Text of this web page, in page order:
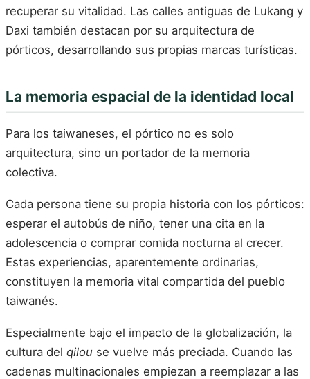
recuperar su vitalidad. Las calles antiguas de Lukang y
Daxi también destacan por su arquitectura de
pórticos, desarrollando sus propias marcas turísticas.
La memoria espacial de la identidad local
Para los taiwaneses, el pórtico no es solo
arquitectura, sino un portador de la memoria
colectiva.
Cada persona tiene su propia historia con los pórticos:
esperar el autobús de niño, tener una cita en la
adolescencia o comprar comida nocturna al crecer.
Estas experiencias, aparentemente ordinarias,
constituyen la memoria vital compartida del pueblo
taiwanés.
Especialmente bajo el impacto de la globalización, la
cultura del qilou se vuelve más preciada. Cuando las
cadenas multinacionales empiezan a reemplazar a las